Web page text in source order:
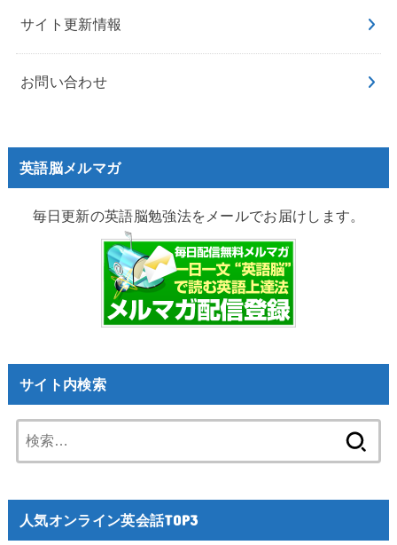
サイト更新情報
お問い合わせ
英語脳メルマガ
毎日更新の英語脳勉強法をメールでお届けします。
サイト内検索
索:
人気オンライン英会話TOP3